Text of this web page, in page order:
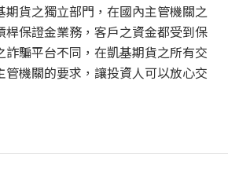
期貨之獨立部門，在國內主管機關之
桿保證金業務，客戶之資金都受到保
詐騙平台不同，在凱基期貨之所有交
管機關的要求，讓投資人可以放心交